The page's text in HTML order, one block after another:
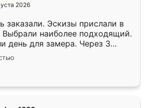
2026
заказали. Эскизы прислали в
Выбрали наиболее подходящий.
день для замера. Через 3
была уже готова. Остались
Спасибо Ренессанс
работу!